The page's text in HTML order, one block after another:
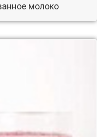
молоко